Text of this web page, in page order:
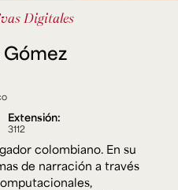
Mineducación.
Decreto 1297 del 30
de personería jurídica:
de 1949, Minjusticia.
calidad, 10 años:
enero del 2025.
Educación
Ext. 4795
Digitales
Extensión:
3112
colombiano. En su
de narración a través